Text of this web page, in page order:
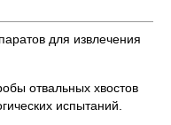
для извлечения
отвальных хвостов
испытаний.